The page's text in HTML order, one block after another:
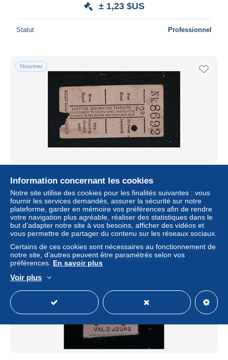
± 1,23 $US
Statut Professionnel
Nouveau
Angleterre, Old Swan (terminus), 3 scans
± 1,23 $US
Statut Professionnel
Nouveau
Information concernant les cookies
Notre site utilise des cookies pour les finalités suivantes : vous
fournir les services demandés, assurer la sécurité sur notre
plateforme, garder en mémoire vos préférences afin de rendre
votre navigation plus agréable, réaliser des statistiques dans le
but d’adapter notre site à vos besoins, afficher des vidéos et
vous permettre de partager du contenu sur les réseaux sociaux.
Certains de ces cookies sont nécessaires au fonctionnement de
notre site, d’autres peuvent être paramétrés selon vos
préférences. En savoir plus
Voir plus